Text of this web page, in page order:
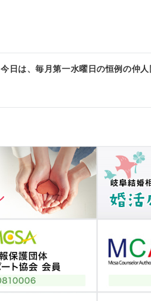
今日は、毎月第一水曜日の恒例の仲人